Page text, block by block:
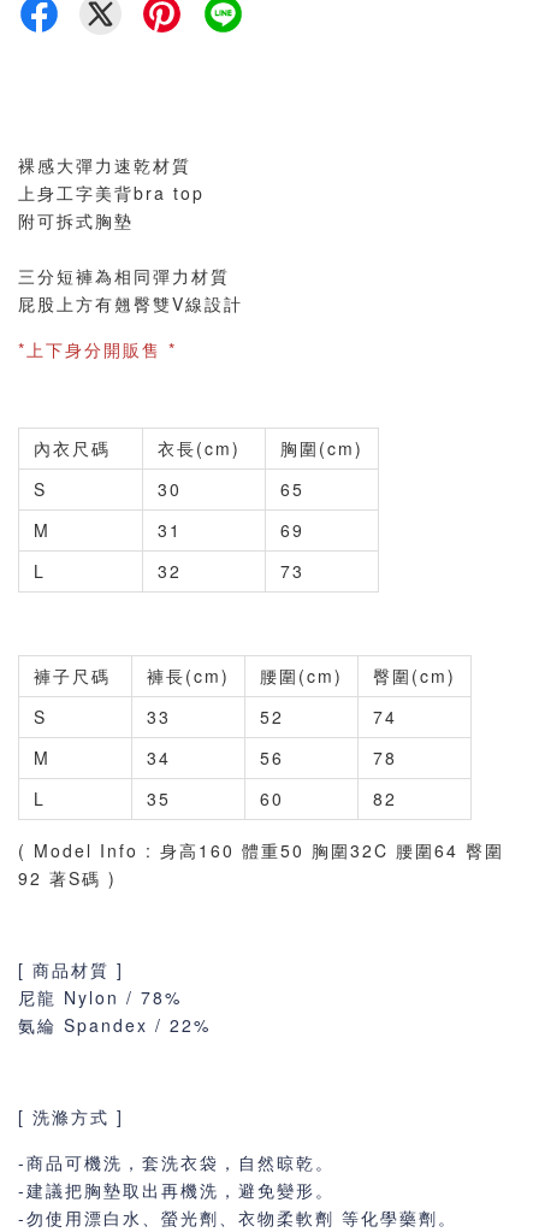
裸感大彈力速乾材質
上身工字美背bra top
附可拆式胸墊
三分短褲為相同彈力材質
屁股上方有翹臀雙V線設計
*上下身分開販售 *
內衣尺碼 衣長(cm)
胸圍(cm)
S
30
65
M
31
69
L
32 73
褲子尺碼 褲長(cm) 腰圍(cm)
臀圍(cm)
S
33 52
74
M
34 56
78
L
35 60 82
( Model Info : 身高160 體重50 胸圍32C 腰圍64 臀圍
92 著S碼 )
[ 商品材質 ]
尼龍 Nylon / 78%
氨綸 Spandex / 22%
[ 洗滌方式 ]
-商品可機洗，套洗衣袋，自然晾乾。
-建議把胸墊取出再機洗，避免變形。
-勿使用漂白水、螢光劑、衣物柔軟劑 等化學藥劑。